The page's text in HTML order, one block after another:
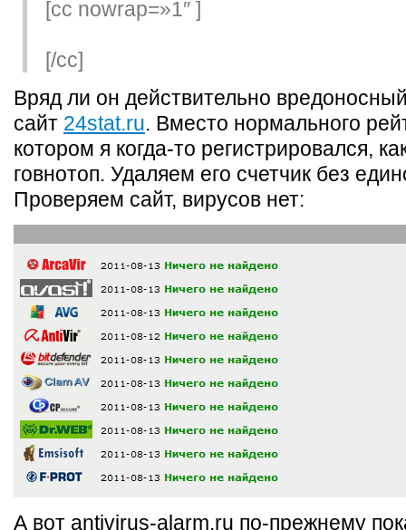
[cc nowrap=»1″ ]
[/cc]
Вряд ли он действительно
сайт 24stat.ru. Вместо нормального
котором я когда-то регистрировался,
говнотоп. Удаляем его счетчик без
Проверяем сайт, вирусов нет:
А вот antivirus-alarm.ru по-прежнему